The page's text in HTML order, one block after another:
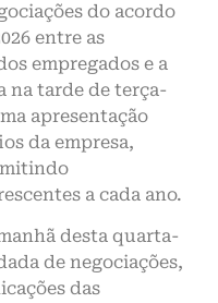
do acordo
entre as
empregados e a
na tarde de terça-
apresentação
da empresa,
a cada ano.
desta quarta-
de negociações,
das